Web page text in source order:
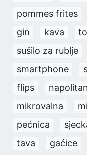
pommes frites
gin
kava
sušilo za rublje
smartphone
flips
mikrovalna
pećnica
tava
gaćice